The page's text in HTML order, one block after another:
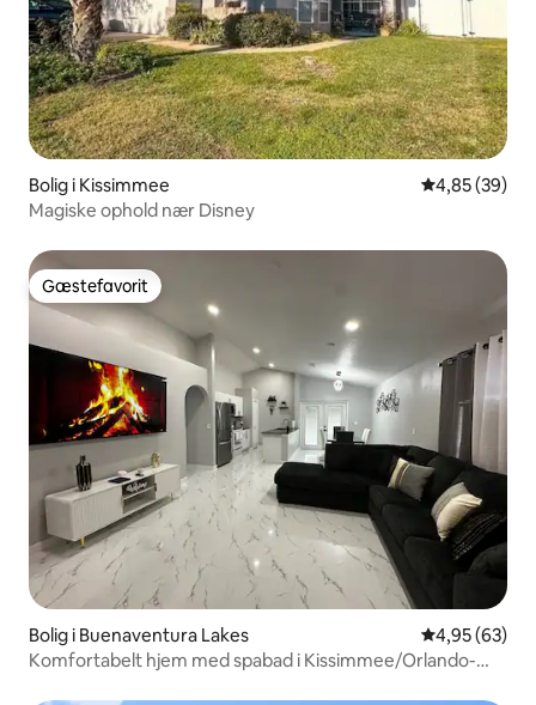
Bolig i Kissimmee 4,85 ud af 5 i
4,85 (39)
Magiske ophold nær Disney
Gæstefavorit
Gæstefavorit
Bolig i Buenaventura Lakes 4,95 ud af 5 i
4,95 (63)
Komfortabelt hjem med spabad i Kissimmee/Orlando-